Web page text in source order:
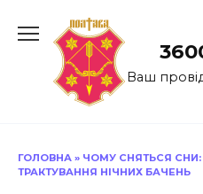
до
Ваш
ГОЛОВНА » ЧОМУ СНЯТЬСЯ
ТРАКТУВАННЯ НІЧНИХ БАЧЕНЬ